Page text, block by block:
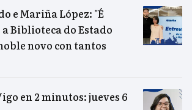
e Mariña López: "É
Biblioteca do Estado
novo con tantos
en 2 minutos: jueves 6